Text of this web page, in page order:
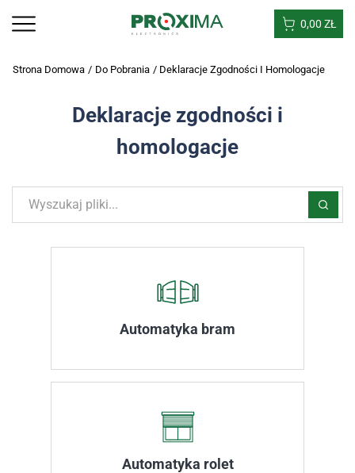
0,00 ZŁ
Strona Domowa / Do Pobrania / Deklaracje Zgodności I Homologacje
Deklaracje zgodności i
homologacje
Automatyka bram
Automatyka rolet